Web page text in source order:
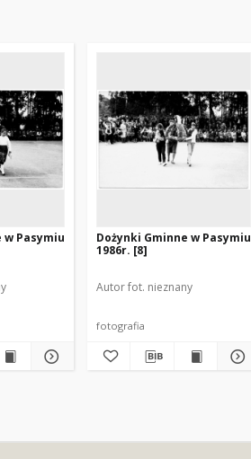
w Pasymiu
Dożynki Gminne w Pasymiu
1986r. [8]
Autor fot. nieznany
fotografia